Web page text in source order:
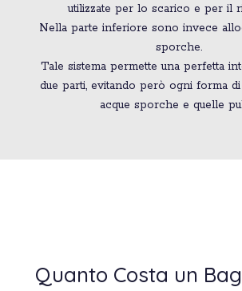
utilizzate per lo scarico e per il
Nella parte inferiore sono invece
sporche.
Tale sistema permette una perfetta
due parti, evitando però ogni forma
acque sporche e quelle
Quanto Costa un